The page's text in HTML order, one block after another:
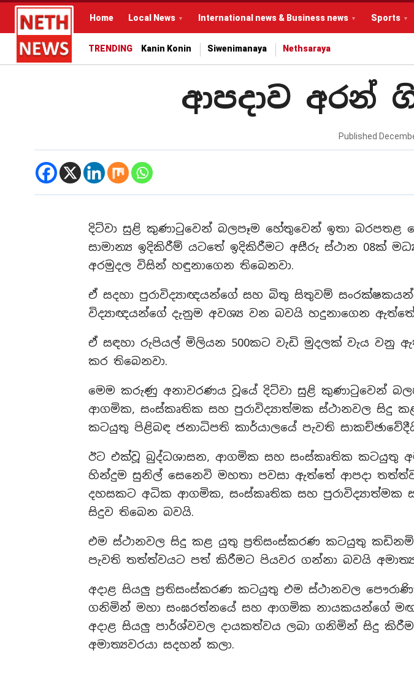
Home Local News International news & Business news Sports
TRENDING Kanin Konin Siwenimanaya Nethsaraya
ආපදාව අරන්
Published
දිට්වා සුළි කුණාටුවෙන් බලපෑම හේතුවෙන් ඉතා බරපතළ
සාමාන්‍ය ඉදිකිරීම් යටතේ ඉදිකිරීමට අසීරු ස්ථාන 08ක්
අරමුදල විසින් හඳුනාගෙන තිබෙනවා.
ඒ සදහා පුරාවිද්‍යාඥයන්ගේ සහ බිතු සිතුවම්
විද්‍යාඥයන්ගේ දැනුම අවශ්‍ය වන බවයි හදුනාගෙන
ඒ සඳහා රුපියල් මිලියන 500කට වැඩි මුදලක් වැය වනු
කර තිබෙනවා.
මෙම කරුණු අනාවරණය වූයේ දිට්වා සුළි කුණාටුවෙන්
ආගමික, සංස්කෘතික සහ පුරාවිද්‍යාත්මක ස්ථානවල සිදු
කටයුතු පිළිබඳ ජනාධිපති කාර්යාලයේ පැවති
ඊට එක්වූ බුද්ධශාසන, ආගමික සහ සංස්කෘතික කටයුතු
හින්දුම සුනිල් සෙනෙවි මහතා පවසා ඇත්තේ ආපදා
දහසකට අධික ආගමික, සංස්කෘතික සහ පුරාවිද්‍යාත්මක
සිදුව තිබෙන බවයි.
එම ස්ථානවල සිදු කළ යුතු ප්‍රතිසංස්කරණ කටයුතු
පැවති තත්ත්වයට පත් කිරීමට පියවර ගන්නා බවයි
අදාළ සියලු ප්‍රතිසංස්කරණ කටයුතු එම ස්ථානවල
ගනිමින් මහා සංඝරත්නයේ සහ ආගමික නායකයන්ගේ
අදාළ සියලු පාර්ශ්වවල දායකත්වය ලබා ගනිමින් සිදු
අමාත්‍යවරයා සදහන් කලා.